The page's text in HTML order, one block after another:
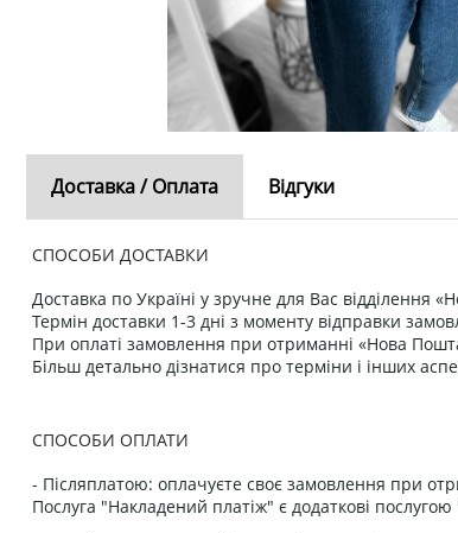
Доставка / Оплата Відгуки
СПОСОБИ ДОСТАВКИ
Доставка по Україні у зручне для Вас відділення
Термін доставки 1-3 дні з моменту відправки
При оплаті замовлення при отриманні «Нова
Більш детально дізнатися про терміни і інших
СПОСОБИ ОПЛАТИ
- Післяплатою: оплачуєте своє замовлення при
Послуга "Накладений платіж" є додаткові